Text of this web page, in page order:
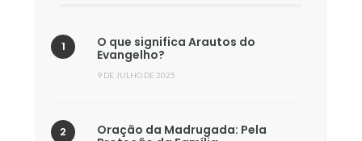
O que significa Arautos do
Evangelho?
9 DE JULHO DE 2025
Oração da Madrugada: Pela